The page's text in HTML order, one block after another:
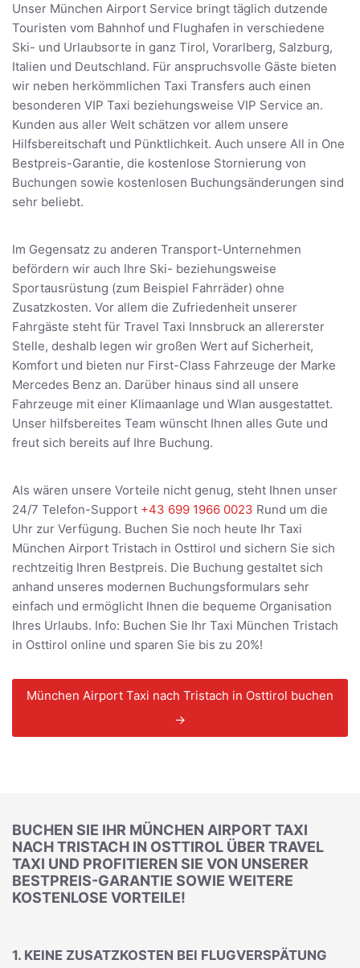
Unser München Airport Service bringt täglich dutzende
Touristen vom Bahnhof und Flughafen in verschiedene
Ski- und Urlaubsorte in ganz Tirol, Vorarlberg, Salzburg,
Italien und Deutschland. Für anspruchsvolle Gäste bieten
wir neben herkömmlichen Taxi Transfers auch einen
besonderen VIP Taxi beziehungsweise VIP Service an.
Kunden aus aller Welt schätzen vor allem unsere
Hilfsbereitschaft und Pünktlichkeit. Auch unsere All in One
Bestpreis-Garantie, die kostenlose Stornierung von
Buchungen sowie kostenlosen Buchungsänderungen sind
sehr beliebt.
Im Gegensatz zu anderen Transport-Unternehmen
befördern wir auch Ihre Ski- beziehungsweise
Sportausrüstung (zum Beispiel Fahrräder) ohne
Zusatzkosten. Vor allem die Zufriedenheit unserer
Fahrgäste steht für Travel Taxi Innsbruck an allererster
Stelle, deshalb legen wir großen Wert auf Sicherheit,
Komfort und bieten nur First-Class Fahrzeuge der Marke
Mercedes Benz an. Darüber hinaus sind all unsere
Fahrzeuge mit einer Klimaanlage und Wlan ausgestattet.
Unser hilfsbereites Team wünscht Ihnen alles Gute und
freut sich bereits auf Ihre Buchung.
Als wären unsere Vorteile nicht genug, steht Ihnen unser
24/7 Telefon-Support +43 699 1966 0023 Rund um die
Uhr zur Verfügung. Buchen Sie noch heute Ihr Taxi
München Airport Tristach in Osttirol und sichern Sie sich
rechtzeitig Ihren Bestpreis. Die Buchung gestaltet sich
anhand unseres modernen Buchungsformulars sehr
einfach und ermöglicht Ihnen die bequeme Organisation
Ihres Urlaubs. Info: Buchen Sie Ihr Taxi München Tristach
in Osttirol online und sparen Sie bis zu 20%!
München Airport Taxi nach Tristach in Osttirol buchen
→
BUCHEN SIE IHR MÜNCHEN AIRPORT TAXI
NACH TRISTACH IN OSTTIROL ÜBER TRAVEL
TAXI UND PROFITIEREN SIE VON UNSERER
BESTPREIS-GARANTIE SOWIE WEITERE
KOSTENLOSE VORTEILE!
1. KEINE ZUSATZKOSTEN BEI FLUGVERSPÄTUNG